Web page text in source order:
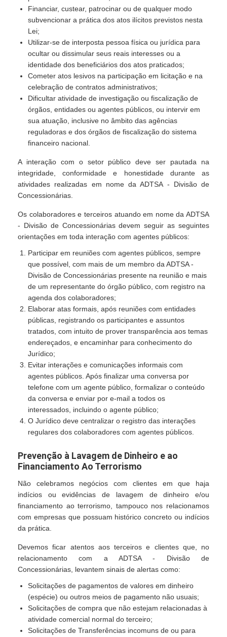
Financiar, custear, patrocinar ou de qualquer modo
subvencionar a prática dos atos ilícitos previstos nesta
Lei;
Utilizar-se de interposta pessoa física ou jurídica para
ocultar ou dissimular seus reais interesses ou a
identidade dos beneficiários dos atos praticados;
Cometer atos lesivos na participação em licitação e na
celebração de contratos administrativos;
Dificultar atividade de investigação ou fiscalização de
órgãos, entidades ou agentes públicos, ou intervir em
sua atuação, inclusive no âmbito das agências
reguladoras e dos órgãos de fiscalização do sistema
financeiro nacional.
A interação com o setor público deve ser pautada na
integridade, conformidade e honestidade durante as
atividades realizadas em nome da ADTSA - Divisão de
Concessionárias.
Os colaboradores e terceiros atuando em nome da ADTSA
- Divisão de Concessionárias devem seguir as seguintes
orientações em toda interação com agentes públicos:
Participar em reuniões com agentes públicos, sempre
que possível, com mais de um membro da ADTSA -
Divisão de Concessionárias presente na reunião e mais
de um representante do órgão público, com registro na
agenda dos colaboradores;
Elaborar atas formais, após reuniões com entidades
públicas, registrando os participantes e assuntos
tratados, com intuito de prover transparência aos temas
endereçados, e encaminhar para conhecimento do
Jurídico;
Evitar interações e comunicações informais com
agentes públicos. Após finalizar uma conversa por
telefone com um agente público, formalizar o conteúdo
da conversa e enviar por e-mail a todos os
interessados, incluindo o agente público;
O Jurídico deve centralizar o registro das interações
regulares dos colaboradores com agentes públicos.
Prevenção à Lavagem de Dinheiro e ao
Financiamento Ao Terrorismo
Não celebramos negócios com clientes em que haja
indícios ou evidências de lavagem de dinheiro e/ou
financiamento ao terrorismo, tampouco nos relacionamos
com empresas que possuam histórico concreto ou indícios
da prática.
Devemos ficar atentos aos terceiros e clientes que, no
relacionamento com a ADTSA - Divisão de
Concessionárias, levantem sinais de alertas como:
Solicitações de pagamentos de valores em dinheiro
(espécie) ou outros meios de pagamento não usuais;
Solicitações de compra que não estejam relacionadas à
atividade comercial normal do terceiro;
Solicitações de Transferências incomuns de ou para